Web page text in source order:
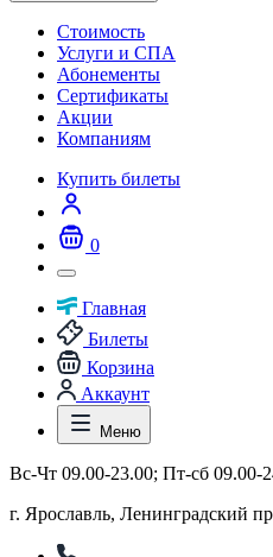
Стоимость
Услуги и СПА
Абонементы
Сертификаты
Акции
Компаниям
Купить билеты
0
Главная
Билеты
Корзина
Аккаунт
Меню
Вс-Чт 09.00-23.00; Пт-сб 09.00-
г. Ярославль, Ленинградский